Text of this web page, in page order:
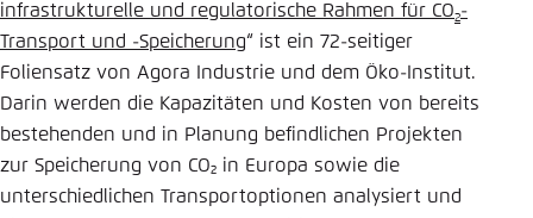
infrastrukturelle und regulatorische Rahmen für CO2-
Transport und -Speicherung“ ist ein 72-seitiger
Foliensatz von Agora Industrie und dem Öko-Institut.
Darin werden die Kapazitäten und Kosten von bereits
bestehenden und in Planung befindlichen Projekten
zur Speicherung von CO₂ in Europa sowie die
unterschiedlichen Transportoptionen analysiert und